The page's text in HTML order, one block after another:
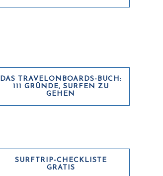
DAS TRAVELONBOARDS-BUCH:
111 GRÜNDE, SURFEN ZU
GEHEN
SURFTRIP-CHECKLISTE
GRATIS